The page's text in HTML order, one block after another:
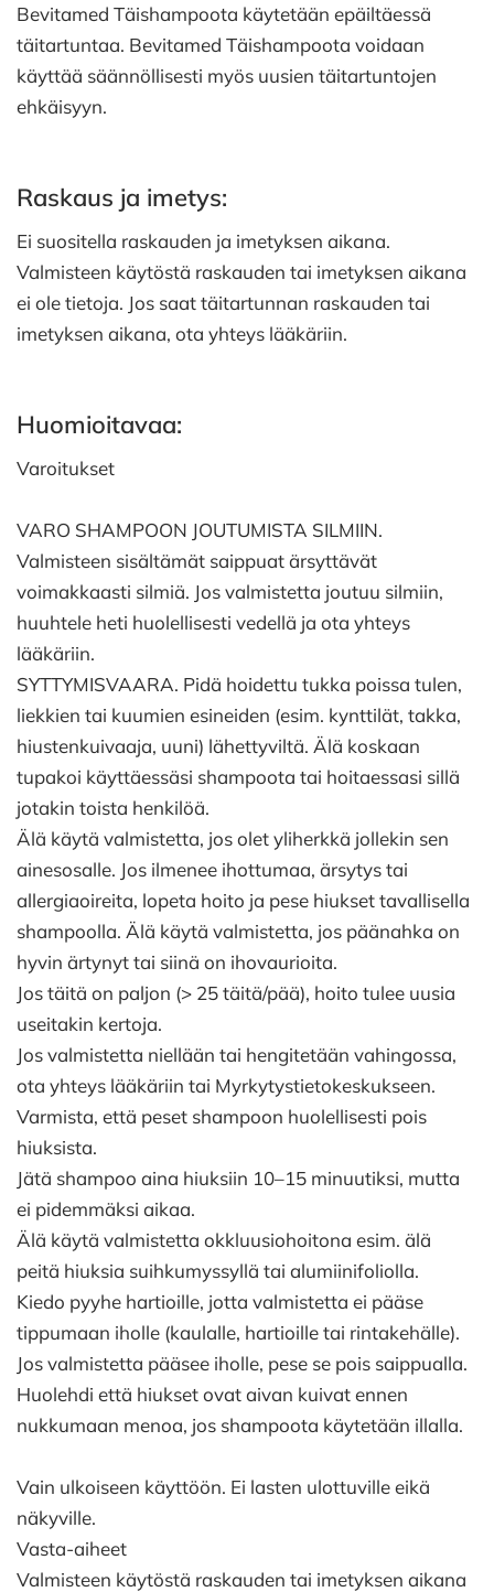
Bevitamed Täishampoota käytetään epäiltäessä
täitartuntaa. Bevitamed Täishampoota voidaan
käyttää säännöllisesti myös uusien täitartuntojen
ehkäisyyn.
Raskaus ja imetys:
Ei suositella raskauden ja imetyksen aikana.
Valmisteen käytöstä raskauden tai imetyksen aikana
ei ole tietoja. Jos saat täitartunnan raskauden tai
imetyksen aikana, ota yhteys lääkäriin.
Huomioitavaa:
Varoitukset
VARO SHAMPOON JOUTUMISTA SILMIIN.
Valmisteen sisältämät saippuat ärsyttävät
voimakkaasti silmiä. Jos valmistetta joutuu silmiin,
huuhtele heti huolellisesti vedellä ja ota yhteys
lääkäriin.
SYTTYMISVAARA. Pidä hoidettu tukka poissa tulen,
liekkien tai kuumien esineiden (esim. kynttilät, takka,
hiustenkuivaaja, uuni) lähettyviltä. Älä koskaan
tupakoi käyttäessäsi shampoota tai hoitaessasi sillä
jotakin toista henkilöä.
Älä käytä valmistetta, jos olet yliherkkä jollekin sen
ainesosalle. Jos ilmenee ihottumaa, ärsytys tai
allergiaoireita, lopeta hoito ja pese hiukset tavallisella
shampoolla. Älä käytä valmistetta, jos päänahka on
hyvin ärtynyt tai siinä on ihovaurioita.
Jos täitä on paljon (> 25 täitä/pää), hoito tulee uusia
useitakin kertoja.
Jos valmistetta niellään tai hengitetään vahingossa,
ota yhteys lääkäriin tai Myrkytystietokeskukseen.
Varmista, että peset shampoon huolellisesti pois
hiuksista.
Jätä shampoo aina hiuksiin 10–15 minuutiksi, mutta
ei pidemmäksi aikaa.
Älä käytä valmistetta okkluusiohoitona esim. älä
peitä hiuksia suihkumyssyllä tai alumiinifoliolla.
Kiedo pyyhe hartioille, jotta valmistetta ei pääse
tippumaan iholle (kaulalle, hartioille tai rintakehälle).
Jos valmistetta pääsee iholle, pese se pois saippualla.
Huolehdi että hiukset ovat aivan kuivat ennen
nukkumaan menoa, jos shampoota käytetään illalla.
Vain ulkoiseen käyttöön. Ei lasten ulottuville eikä
näkyville.
Vasta-aiheet
Valmisteen käytöstä raskauden tai imetyksen aikana